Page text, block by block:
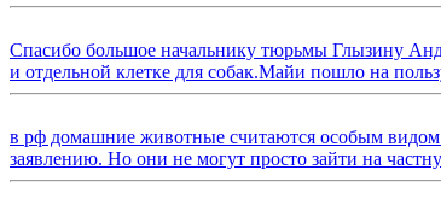
Спасибо большое начальнику тюрьмы Глызину
и отдельной клетке для собак.Майи пошло на
в рф домашние животные считаются особым видом
заявлению. Но они не могут просто зайти на